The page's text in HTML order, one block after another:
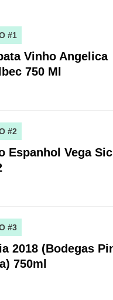
#1
Vinho Angelica
750 Ml
#2
Espanhol Vega
#3
2018 (Bodegas
750ml